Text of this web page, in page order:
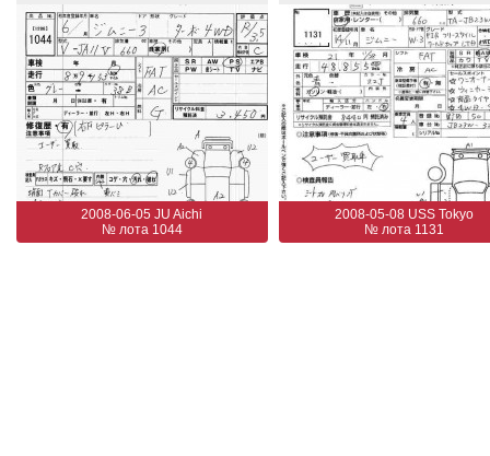
2008-06-05 JU Aichi
№ лота 1044
2008-05-08 USS Tokyo
№ лота 1131